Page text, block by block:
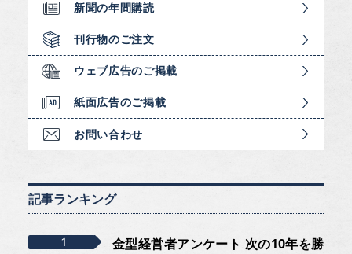
新聞の年間購読
刊行物のご注文
ウェブ広告のご掲載
紙面広告のご掲載
お問い合わせ
記事ランキング
金型経営者アンケート 次の10年を勝